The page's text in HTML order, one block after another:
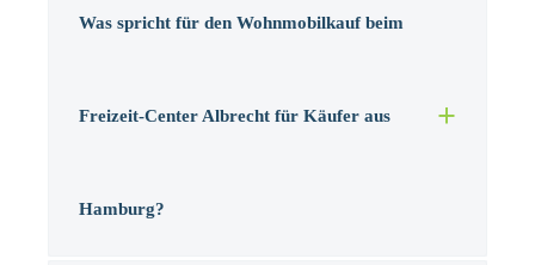
Was spricht für den Wohnmobilkauf beim
Freizeit-Center Albrecht für Käufer aus
Hamburg?